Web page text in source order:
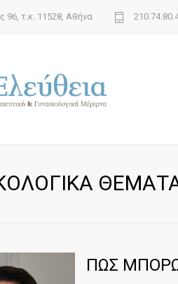
96, τ.κ. 11528, Αθήνα
ΠΩΣ